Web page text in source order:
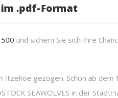
.pdf-Format
500 und sichern Sie sich Ihre
gezogen. Schon ab
SEAWOLVES in der